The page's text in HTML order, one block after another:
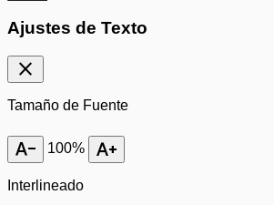
Ajustes de Texto
close
Tamaño de Fuente
text_decrease 100% text_increase
Interlineado